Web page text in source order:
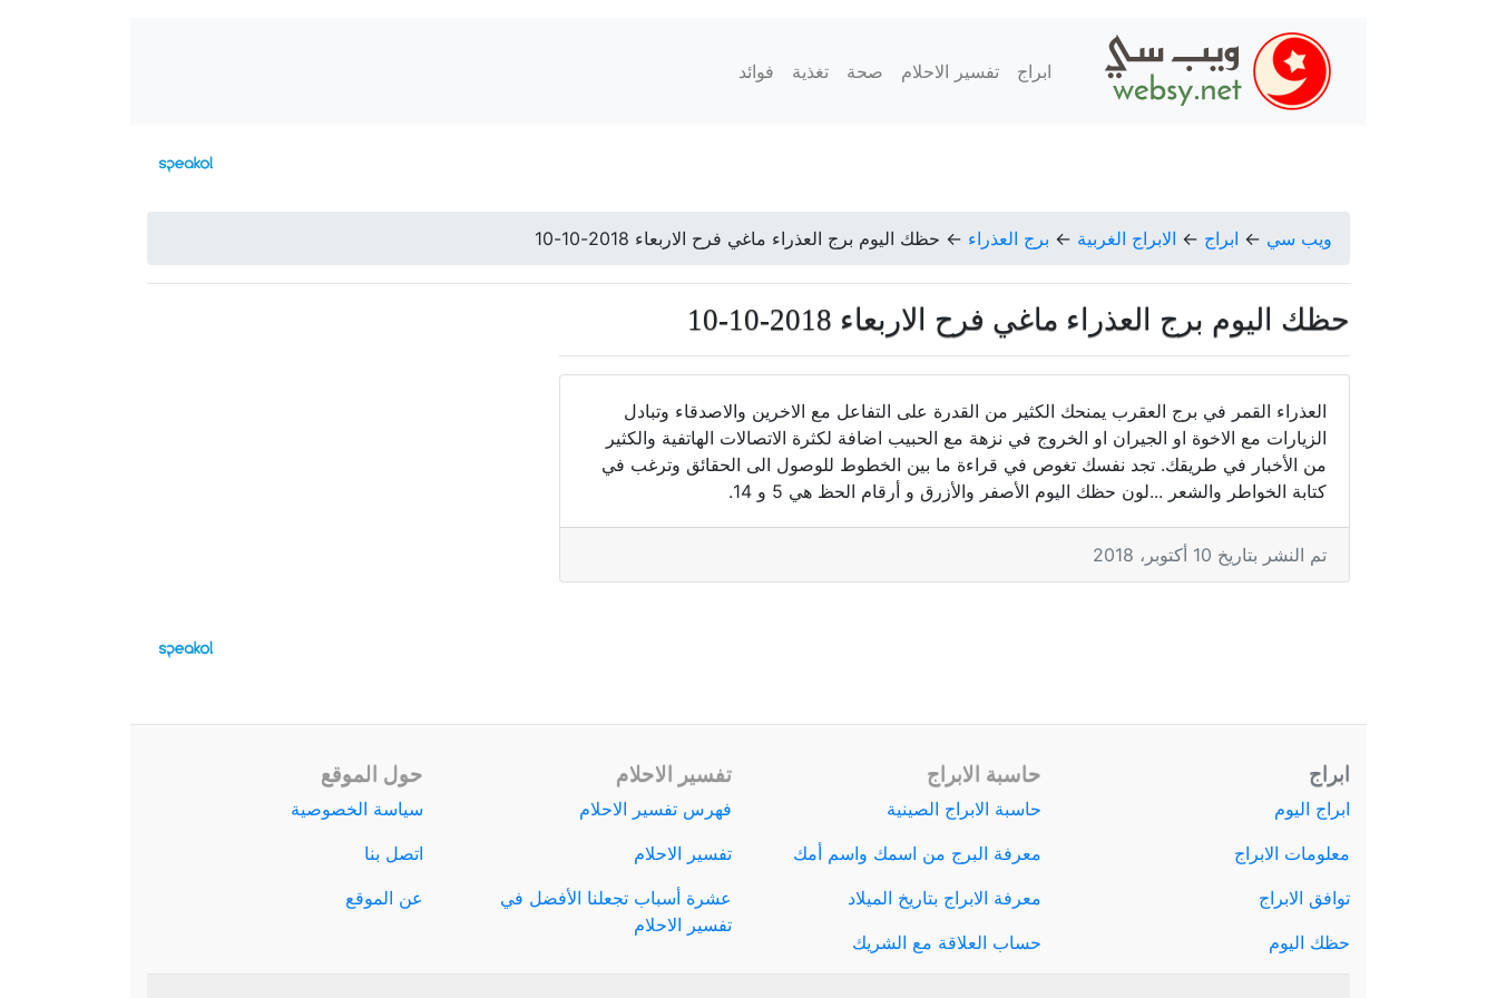
ابراج تفسير الاحلام صحة تغذية فوائد
ويب سي ← ابراج ← الابراج الغربية ← برج العذراء ← حظك اليوم برج العذراء ماغي فرح الاربعاء 2018-10-10
حظك اليوم برج العذراء ماغي فرح الاربعاء 2018-10-10
العذراء القمر في برج العقرب يمنحك الكثير من القدرة على التفاعل مع الاخرين والاصدقاء وتبادل
الزيارات مع الاخوة او الجيران او الخروج في نزهة مع الحبيب اضافة لكثرة الاتصالات الهاتفية والكثير
من الأخبار في طريقك. تجد نفسك تغوص في قراءة ما بين الخطوط للوصول الى الحقائق وترغب في
كتابة الخواطر والشعر ...لون حظك اليوم الأصفر والأزرق و أرقام الحظ هي 5 و 14.
تم النشر بتاريخ 10 أكتوبر، 2018
ابراج
ابراج اليوم
معلومات الابراج
توافق الابراج
حظك اليوم
حاسبة الابراج
حاسبة الابراج الصينية
معرفة البرج من اسمك واسم أمك
معرفة الابراج بتاريخ الميلاد
حساب العلاقة مع الشريك
تفسير الاحلام
فهرس تفسير الاحلام
تفسير الاحلام
عشرة أسباب تجعلنا الأفضل في
تفسير الاحلام
حول الموقع
سياسة الخصوصية
اتصل بنا
عن الموقع